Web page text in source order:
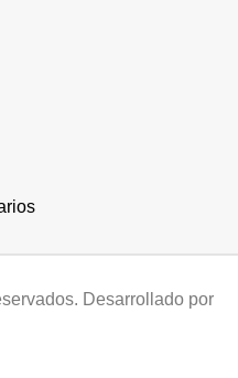
Desarrollado por